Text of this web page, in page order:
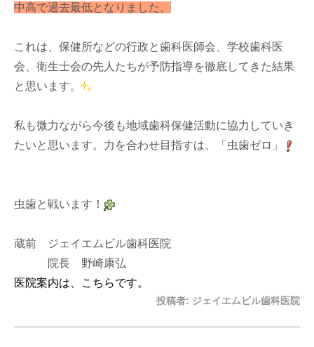
中高で過去最低となりました。
これは、保健所などの行政と歯科医師会、学校歯科医
会、衛生士会の先人たちが予防指導を徹底してきた結果
と思います。
私も微力ながら今後も地域歯科保健活動に協力していき
たいと思います。力を合わせ目指すは、「虫歯ゼロ」
虫歯と戦います！
蔵前 ジェイエムビル歯科医院
院長 野崎康弘
医院案内は、こちらです。
投稿者: ジェイエムビル歯科医院